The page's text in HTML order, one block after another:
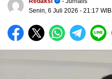
Senin, 6 Juli 2026 - 21:17 WIB